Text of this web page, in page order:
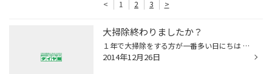
< 1 2 3 >
大掃除終わりましたか？
１年で大掃除をする方が一番多い日にちは １２月２７日だと言っていました。 が！私は２６日に終わらせましたヨ♪ 疲れました…(笑) 普段から、汚れた時の ちょこっとお掃除が大切ですね。 今年のキッチンは「セスキ炭酸ソーダ」が大活躍で時短お掃除ができました。 大晦日まで あと少し！ 主婦のみ...
2014年12月26日